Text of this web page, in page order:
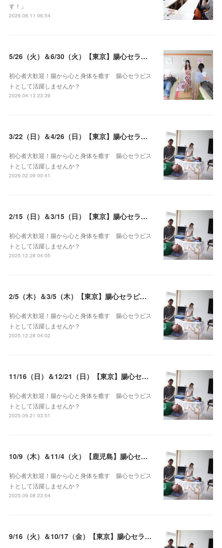
す！」
2026.06.11 06:54
5/26（火）＆6/30（火）【東京】腸心セラピスト養成コース《２日間コース》開講決定
初心者大歓迎！腸から心と身体を癒す 腸心セラピス
トとして活躍しませんか？
2026.04.13 23:39
3/22（日）＆4/26（日）【東京】腸心セラピスト養成コース《２日間コース》開講決定
初心者大歓迎！腸から心と身体を癒す 腸心セラピス
トとして活躍しませんか？
2026.02.09 00:41
2/15（日）＆3/15（日）【東京】腸心セラピスト養成コース《２日間コース》開講決定
初心者大歓迎！腸から心と身体を癒す 腸心セラピス
トとして活躍しませんか？
2025.12.28 04:05
2/5（木）＆3/5（木）【東京】腸心セラピスト養成コース《２日間コース》開講決定
初心者大歓迎！腸から心と身体を癒す 腸心セラピス
トとして活躍しませんか？
2025.12.28 04:02
11/16（日）＆12/21（日）【東京】腸心セラピスト養成コース《２日間コース》開講決定
初心者大歓迎！腸から心と身体を癒す 腸心セラピス
トとして活躍しませんか？
2025.09.21 03:51
10/9（木）＆11/4（火）【鹿児島】腸心セラピスト養成コース《２日間コース》開講決定
初心者大歓迎！腸から心と身体を癒す 腸心セラピス
トとして活躍しませんか？
2025.09.08 23:54
9/16（火）＆10/17（金）【東京】腸心セラピスト養成コース《２日間コース》開講決定